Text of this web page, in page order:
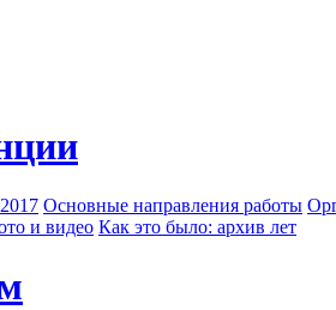
Основные направления работы
и видео Как это было: архив лет